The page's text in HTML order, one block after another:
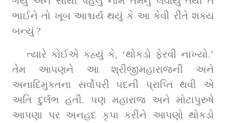
ભાઈને તો ખૂબ આશ્ચર્ય થયું કે આ કેવી રીતે શક્ય
બન્યું ?
ત્યારે કોઈએ કહ્યું કે, ‘થોકડો ફેરવી નાખ્યો.’
તેમ આપણને આ શ્રીજીમહારાજની અને
અનાદિમુક્તના સર્વોપરી પદની પ્રાપ્તિ થવી એ
અતિ દુર્લભ હતી. પણ મહારાજ અને મોટાપુરુષે
આપણા પર અનહદ કૃપા કરીને આપણો થોકડો